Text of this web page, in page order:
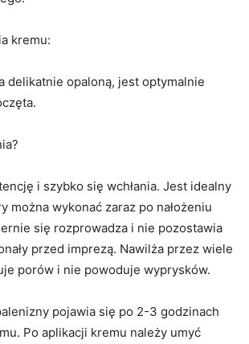
kremu:
delikatnie opaloną, jest optymalnie
i szybko się wchłania. Jest idealny
można wykonać zaraz po nałożeniu
się rozprowadza i nie pozostawia
przed imprezą. Nawilża przez wiele
porów i nie powoduje wyprysków.
pojawia się po 2-3 godzinach
Po aplikacji kremu należy umyć